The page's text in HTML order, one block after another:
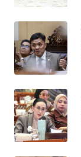
MAWAKA
ID
MARTABAT
NET
PLN
WATCH